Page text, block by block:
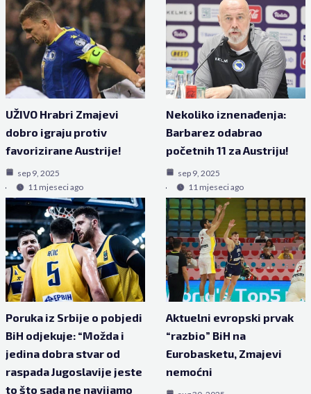
UŽIVO Hrabri Zmajevi
dobro igraju protiv
favorizirane Austrije!
sep 9, 2025
11 mjeseci ago
Nekoliko iznenađenja:
Barbarez odabrao
početnih 11 za Austriju!
sep 9, 2025
11 mjeseci ago
Poruka iz Srbije o pobjedi
BiH odjekuje: “Možda i
jedina dobra stvar od
raspada Jugoslavije jeste
to što sada ne navijamo
Aktuelni evropski prvak
“razbio” BiH na
Eurobasketu, Zmajevi
nemoćni